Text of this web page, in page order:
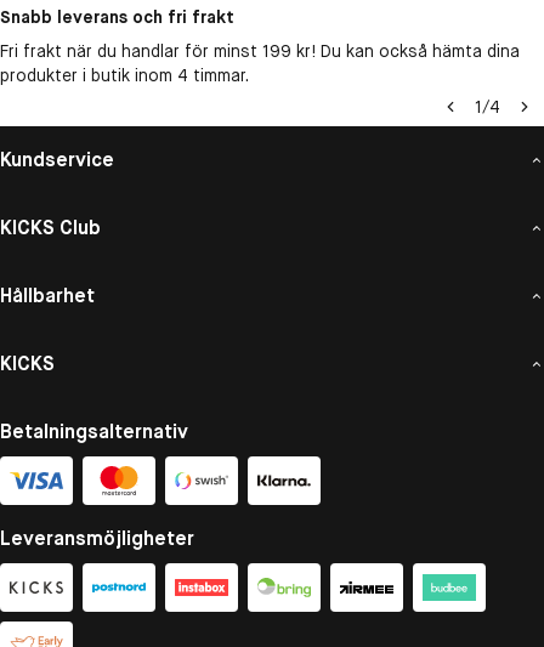
Snabb leverans och fri frakt
Fri frakt när du handlar för minst 199 kr! Du kan också hämta dina
produkter i butik inom 4 timmar.
1/4
Kundservice
KICKS Club
Hållbarhet
KICKS
Betalningsalternativ
Leveransmöjligheter